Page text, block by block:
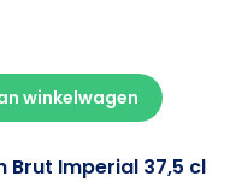
winkelwagen
Brut Imperial 37,5 cl